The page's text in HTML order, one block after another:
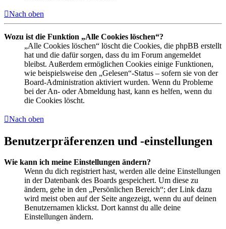
Nach oben
Wozu ist die Funktion „Alle Cookies löschen“?
„Alle Cookies löschen“ löscht die Cookies, die phpBB erstellt
hat und die dafür sorgen, dass du im Forum angemeldet
bleibst. Außerdem ermöglichen Cookies einige Funktionen,
wie beispielsweise den „Gelesen“-Status – sofern sie von der
Board-Administration aktiviert wurden. Wenn du Probleme
bei der An- oder Abmeldung hast, kann es helfen, wenn du
die Cookies löscht.
Nach oben
Benutzerpräferenzen und -einstellungen
Wie kann ich meine Einstellungen ändern?
Wenn du dich registriert hast, werden alle deine Einstellungen
in der Datenbank des Boards gespeichert. Um diese zu
ändern, gehe in den „Persönlichen Bereich“; der Link dazu
wird meist oben auf der Seite angezeigt, wenn du auf deinen
Benutzernamen klickst. Dort kannst du alle deine
Einstellungen ändern.